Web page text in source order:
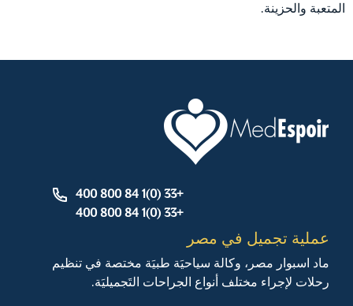
المتعبة والحزينة.
+33 (0)1 84 800 400
+33 (0)1 84 800 400
عملية تجميل في مصر
ماد اسبوار مصر، وكالة سياحيَة طبيَة مختصة في تنظيم
رحلات لإجراء مختلف أنواع الجراحات التَجميليَة.